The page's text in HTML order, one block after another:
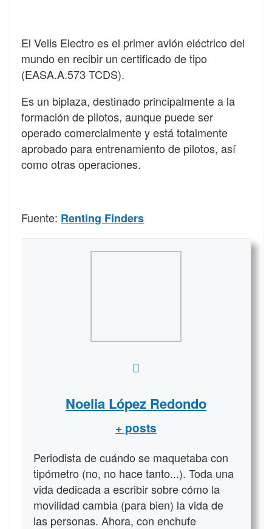
El Velis Electro es el primer avión eléctrico del
mundo en recibir un certificado de tipo
(EASA.A.573 TCDS).
Es un biplaza, destinado principalmente a la
formación de pilotos, aunque puede ser
operado comercialmente y está totalmente
aprobado para entrenamiento de pilotos, así
como otras operaciones.
Fuente: Renting Finders
Noelia López Redondo
+ posts
Periodista de cuándo se maquetaba con
tipómetro (no, no hace tanto...). Toda una
vida dedicada a escribir sobre cómo la
movilidad cambia (para bien) la vida de
las personas. Ahora, con enchufe